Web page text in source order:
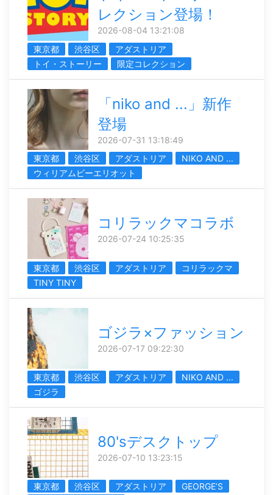
レクション登場！
2026-08-04 13:21:08
東京都
渋谷区
アダストリア
トイ・ストーリー
限定コレクション
「niko and ...」新作
登場
2026-07-31 13:18:49
東京都
渋谷区 アダストリア
NIKO AND ...
ウィリアムビーエリオット
コリラックマコラボ
2026-07-24 10:25:35
東京都 渋谷区 アダストリア
コリラックマ
TINY TINY
ゴジラ×ファッション
2026-07-17 09:22:30
東京都 渋谷区 アダストリア
NIKO AND ...
ゴジラ
80'sデスクトップ
2026-07-10 13:23:15
東京都 渋谷区 アダストリア
GEORGE’S